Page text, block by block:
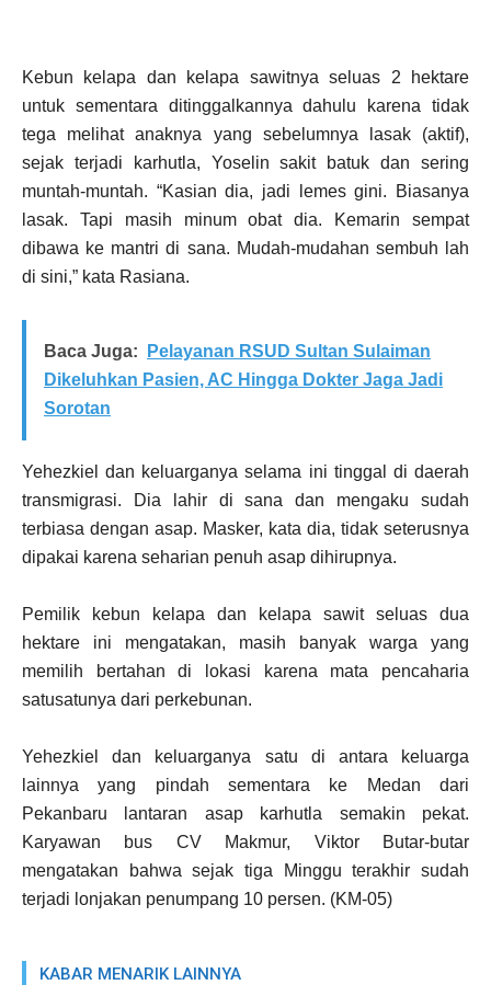
Kebun kelapa dan kelapa sawitnya seluas 2 hektare
untuk sementara ditinggalkannya dahulu karena tidak
tega melihat anaknya yang sebelumnya lasak (aktif),
sejak terjadi karhutla, Yoselin sakit batuk dan sering
muntah-muntah. “Kasian dia, jadi lemes gini. Biasanya
lasak. Tapi masih minum obat dia. Kemarin sempat
dibawa ke mantri di sana. Mudah-mudahan sembuh lah
di sini,” kata Rasiana.
Baca Juga:
Pelayanan RSUD Sultan Sulaiman
Dikeluhkan Pasien, AC Hingga Dokter Jaga Jadi
Sorotan
Yehezkiel dan keluarganya selama ini tinggal di daerah
transmigrasi. Dia lahir di sana dan mengaku sudah
terbiasa dengan asap. Masker, kata dia, tidak seterusnya
dipakai karena seharian penuh asap dihirupnya.
Pemilik kebun kelapa dan kelapa sawit seluas dua
hektare ini mengatakan, masih banyak warga yang
memilih bertahan di lokasi karena mata pencaharia
satusatunya dari perkebunan.
Yehezkiel dan keluarganya satu di antara keluarga
lainnya yang pindah sementara ke Medan dari
Pekanbaru lantaran asap karhutla semakin pekat.
Karyawan bus CV Makmur, Viktor Butar-butar
mengatakan bahwa sejak tiga Minggu terakhir sudah
terjadi lonjakan penumpang 10 persen. (KM-05)
KABAR MENARIK LAINNYA